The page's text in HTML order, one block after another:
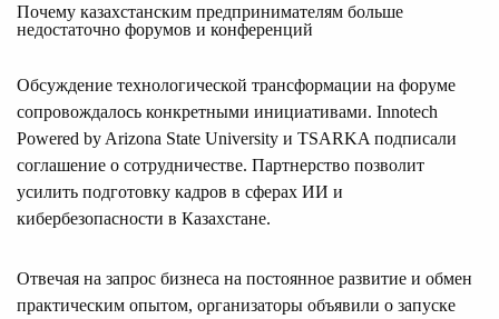
Почему казахстанским предпринимателям больше
недостаточно форумов и конференций
Обсуждение технологической трансформации на форуме
сопровождалось конкретными инициативами. Innotech
Powered by Arizona State University и TSARKA подписали
соглашение о сотрудничестве. Партнерство позволит
усилить подготовку кадров в сферах ИИ и
кибербезопасности в Казахстане.
Отвечая на запрос бизнеса на постоянное развитие и обмен
практическим опытом, организаторы объявили о запуске